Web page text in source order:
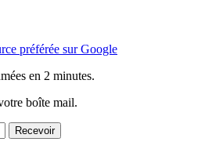
préférée sur Google
en 2 minutes.
boîte mail.
Recevoir